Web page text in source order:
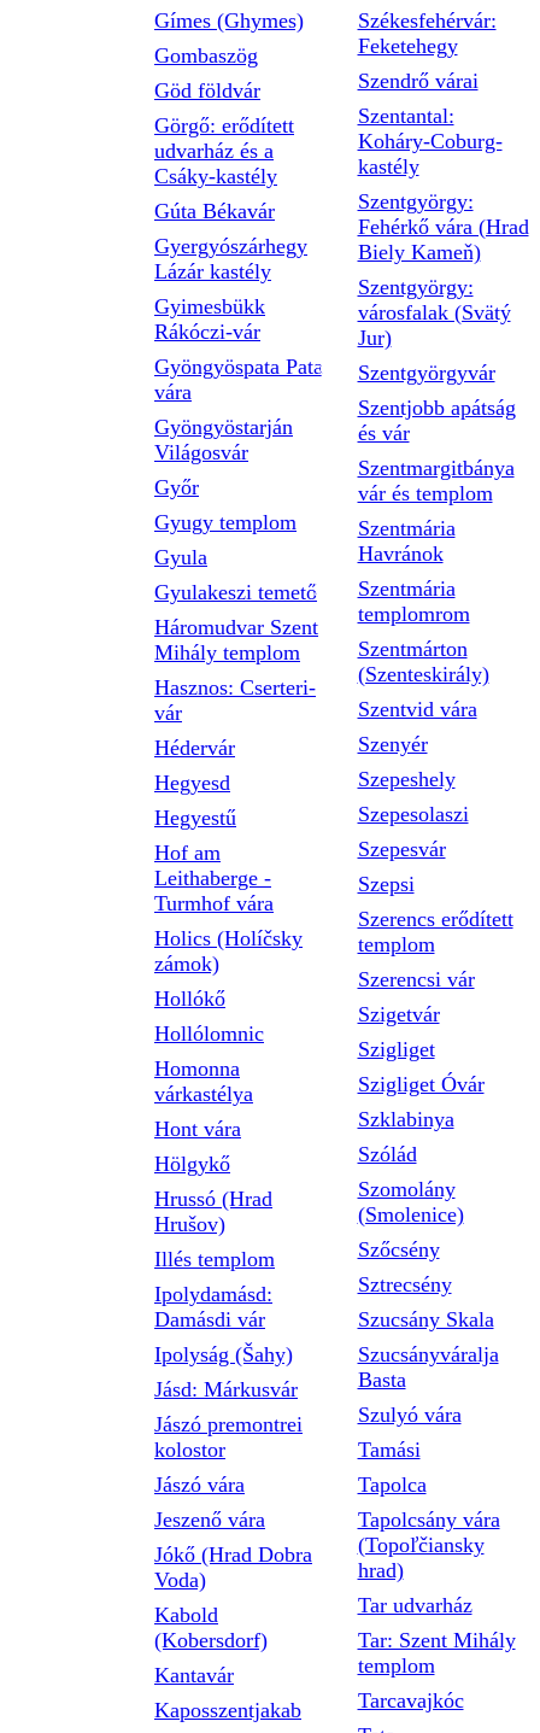
Gímes (Ghymes)
Gombaszög
Göd földvár
Görgő: erődített
udvarház és a
Csáky-kastély
Gúta Békavár
Gyergyószárhegy
Lázár kastély
Gyimesbükk
Rákóczi-vár
Gyöngyöspata Pata
vára
Gyöngyöstarján
Világosvár
Győr
Gyugy templom
Gyula
Gyulakeszi temető
Háromudvar Szent
Mihály templom
Hasznos: Cserteri-
vár
Hédervár
Hegyesd
Hegyestű
Hof am
Leithaberge -
Turmhof vára
Holics (Holíčsky
zámok)
Hollókő
Hollólomnic
Homonna
várkastélya
Hont vára
Hölgykő
Hrussó (Hrad
Hrušov)
Illés templom
Ipolydamásd:
Damásdi vár
Ipolyság (Šahy)
Jásd: Márkusvár
Jászó premontrei
kolostor
Jászó vára
Jeszenő vára
Jókő (Hrad Dobra
Voda)
Kabold
(Kobersdorf)
Kantavár
Kaposszentjakab
Székesfehérvár:
Feketehegy
Szendrő várai
Szentantal:
Koháry-Coburg-
kastély
Szentgyörgy:
Fehérkő vára (Hrad
Biely Kameň)
Szentgyörgy:
városfalak (Svätý
Jur)
Szentgyörgyvár
Szentjobb apátság
és vár
Szentmargitbánya
vár és templom
Szentmária
Havránok
Szentmária
templomrom
Szentmárton
(Szenteskirály)
Szentvid vára
Szenyér
Szepeshely
Szepesolaszi
Szepesvár
Szepsi
Szerencs erődített
templom
Szerencsi vár
Szigetvár
Szigliget
Szigliget Óvár
Szklabinya
Szólád
Szomolány
(Smolenice)
Szőcsény
Sztrecsény
Szucsány Skala
Szucsányváralja
Basta
Szulyó vára
Tamási
Tapolca
Tapolcsány vára
(Topoľčiansky
hrad)
Tar udvarház
Tar: Szent Mihály
templom
Tarcavajkóc